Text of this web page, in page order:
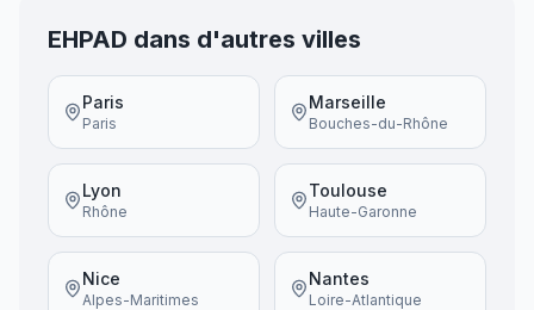
EHPAD dans d'autres villes
Paris
Paris
Marseille
Bouches-du-Rhône
Lyon
Rhône
Toulouse
Haute-Garonne
Nice
Alpes-Maritimes
Nantes
Loire-Atlantique